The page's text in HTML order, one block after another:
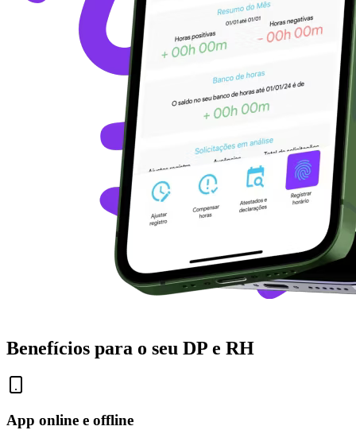
Benefícios para o seu DP e RH
App online e offline